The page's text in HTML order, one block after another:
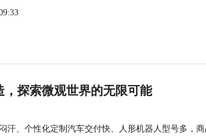
，探索微观世界的无限可能
汗、个性化定制汽车交付快、人形机器人型号多